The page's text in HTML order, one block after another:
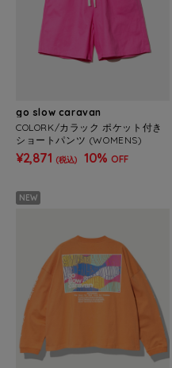
go slow caravan
COLORK/カラック ポケット付き
ショートパンツ (WOMENS)
¥2,871 (税込) 10% OFF
NEW